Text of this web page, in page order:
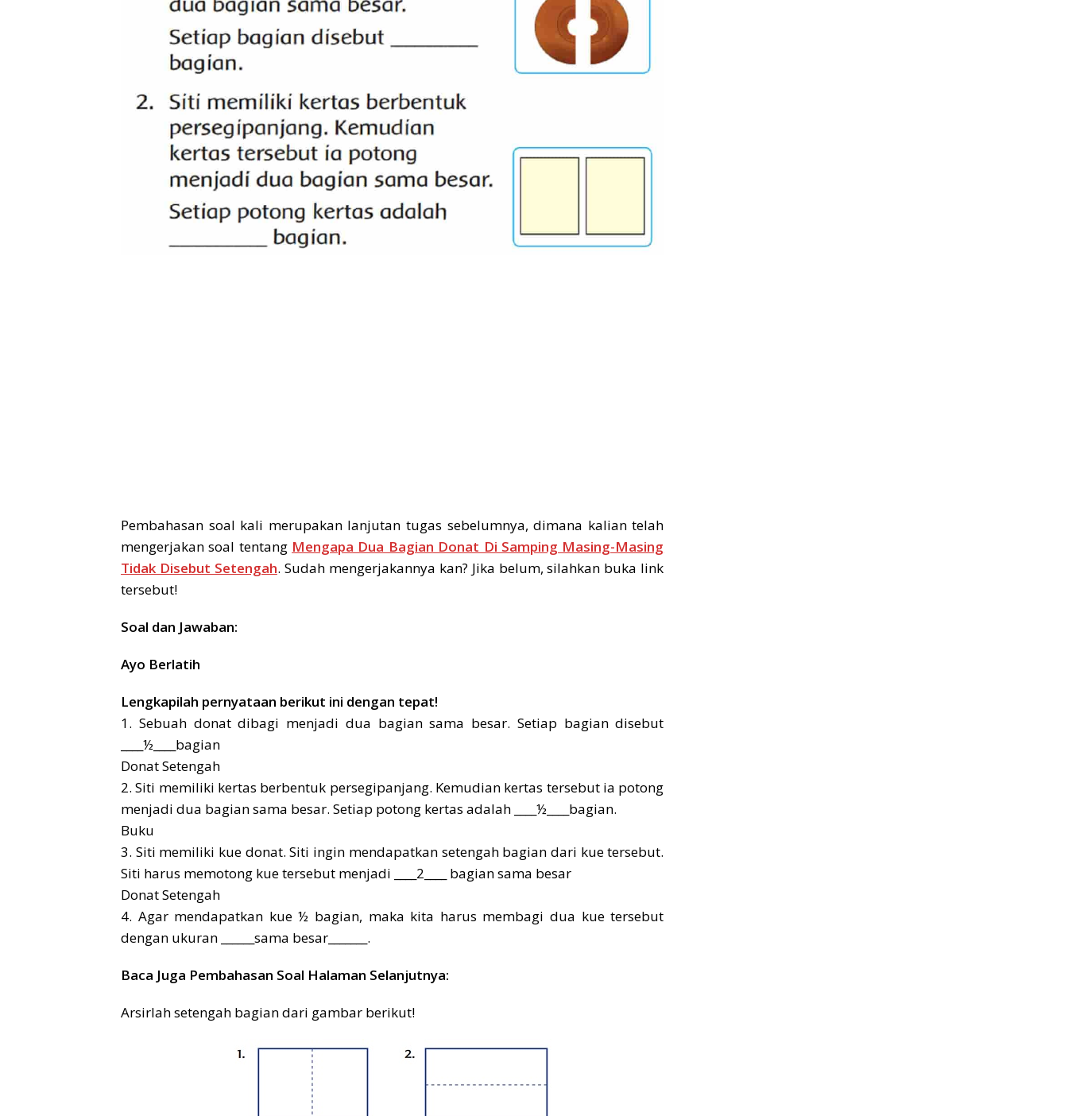
Pembahasan soal kali merupakan lanjutan tugas sebelumnya, dimana kalian telah
mengerjakan soal tentang Mengapa Dua Bagian Donat Di Samping Masing-Masing
Tidak Disebut Setengah. Sudah mengerjakannya kan? Jika belum, silahkan buka link
tersebut!
Soal dan Jawaban:
Ayo Berlatih
Lengkapilah pernyataan berikut ini dengan tepat!
1. Sebuah donat dibagi menjadi dua bagian sama besar. Setiap bagian disebut
____½____bagian
Donat Setengah
2. Siti memiliki kertas berbentuk persegipanjang. Kemudian kertas tersebut ia potong
menjadi dua bagian sama besar. Setiap potong kertas adalah ____½____bagian.
Buku
3. Siti memiliki kue donat. Siti ingin mendapatkan setengah bagian dari kue tersebut.
Siti harus memotong kue tersebut menjadi ____2____ bagian sama besar
Donat Setengah
4. Agar mendapatkan kue ½ bagian, maka kita harus membagi dua kue tersebut
dengan ukuran ______sama besar_______.
Baca Juga Pembahasan Soal Halaman Selanjutnya:
Arsirlah setengah bagian dari gambar berikut!